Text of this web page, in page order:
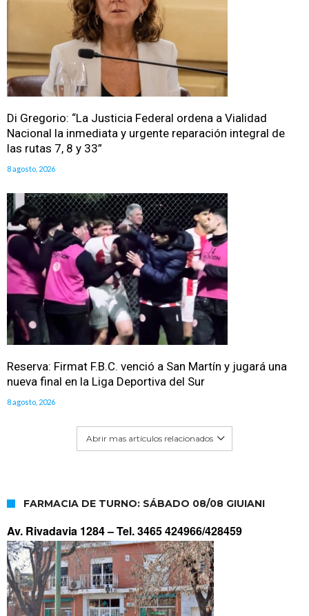
Di Gregorio: “La Justicia Federal ordena a Vialidad
Nacional la inmediata y urgente reparación integral de
las rutas 7, 8 y 33”
8 agosto, 2026
Reserva: Firmat F.B.C. venció a San Martín y jugará una
nueva final en la Liga Deportiva del Sur
8 agosto, 2026
Abrir mas artículos relacionados
FARMACIA DE TURNO: SÁBADO 08/08 GIUIANI
Av. Rivadavia 1284 –Tel. 3465 424966/428459